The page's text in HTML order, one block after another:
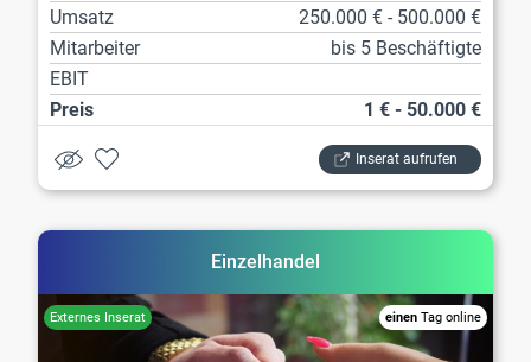
Umsatz
250.000 € - 500.000 €
Mitarbeiter
bis 5 Beschäftigte
EBIT
Preis
1 € - 50.000 €
Inserat aufrufen
Einzelhandel
einen Tag online